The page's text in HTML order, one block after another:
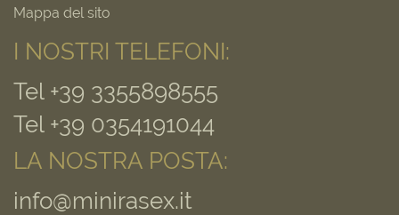
Mappa del sito
I NOSTRI TELEFONI:
Tel +39 3355898555
Tel +39 0354191044
LA NOSTRA POSTA:
info@minirasex.it